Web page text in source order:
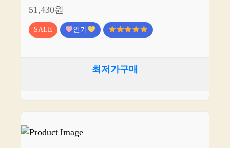
51,430원
SALE 인기
최저가구매